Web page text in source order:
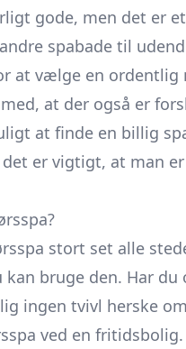
gode, men det er
spabade til
at vælge en ordentlig
at der også er
at finde en billig
er vigtigt, at man
stort set alle
bruge den. Har
ingen tvivl herske
ved en